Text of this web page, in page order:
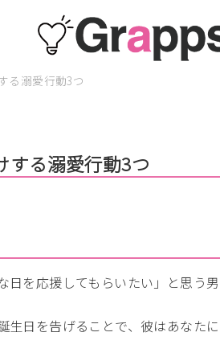
る溺愛行動3つ
する溺愛行動3つ
日を応援してもらいたい」と思う男
生日を告げることで、彼はあなたに